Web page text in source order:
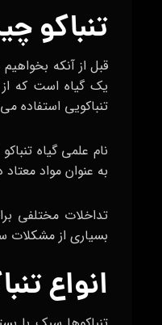
تنباکو
قبل از آنکه
یک گیاه است که از
تنباکویی استفاده
به عنوان مواد
تداخلات مختلفی
بسیاری از مشکلات
انواع